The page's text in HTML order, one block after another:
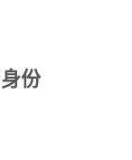
份